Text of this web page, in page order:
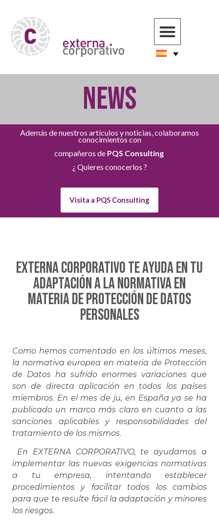
NEWS
Además de nuestros artículos y noticias, colaboramos
conocimientos con
compañeros de PQS Consulting
¿ Quieres conocerlos ?
Visita a PQS Consulting
EXTERNA CORPORATIVO te ayuda en tu
adaptación a la normativa en
materia de Protección de Datos
Personales
Como hemos comentado en los últimos meses,
la normativa europea en materia de Protección
de Datos ha sufrido enormes variaciones que
son de directa aplicación en todos los países
miembros. En el mes de ju, en España ya se ha
publicado un marco más claro en cuanto a las
sanciones aplicables y responsabilidades del
tratamiento de los mismos.
En EXTERNA CORPORATIVO, te ayudamos a
implementar las nuevas exigencias normativas
a tu empresa, intentando establecer
procedimientos y facilitar todos los cambios
para que te resulte fácil la adaptación y minores
los riesgos.